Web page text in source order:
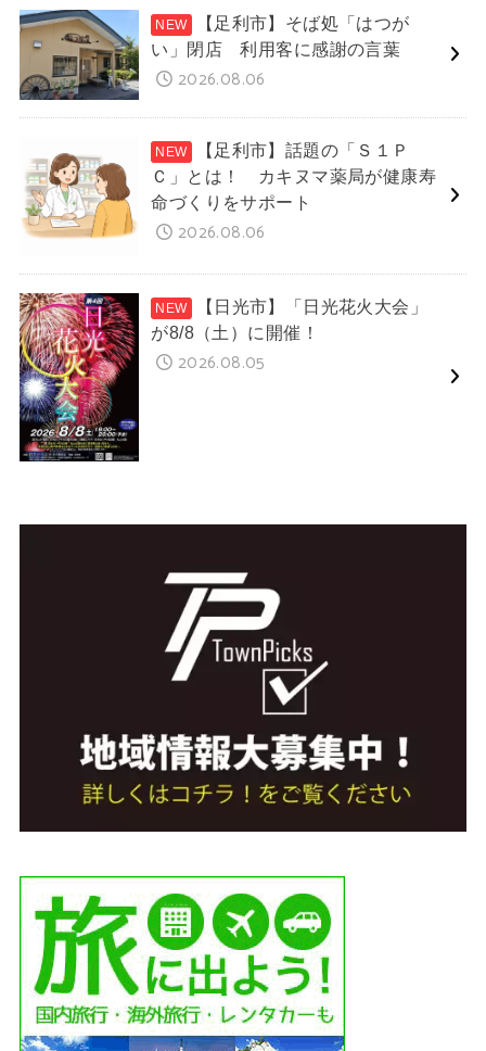
【足利市】そば処「はつが
い」閉店 利用客に感謝の言葉
2026.08.06
【足利市】話題の「Ｓ１Ｐ
Ｃ」とは！ カキヌマ薬局が健康寿
命づくりをサポート
2026.08.06
【日光市】「日光花火大会」
が8/8（土）に開催！
2026.08.05